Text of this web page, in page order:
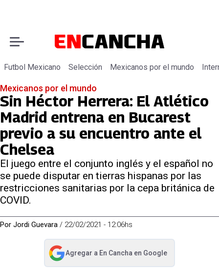
Futbol Mexicano Selección Mexicanos por el mundo
Mexicanos por el mundo
Sin Héctor Herrera: El Atlético
Madrid entrena en Bucarest
previo a su encuentro ante el
Chelsea
El juego entre el conjunto inglés y el español no
se puede disputar en tierras hispanas por las
restricciones sanitarias por la cepa británica de
COVID.
Por Jordi Guevara / 22/02/2021 - 12:06hs
Agregar a En Cancha en Google
abre en nueva pestaña